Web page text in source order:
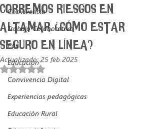
Convivencia
Trabajo Colaborativo
Paz
Educación
Convivencia Digital
Experiencias pedagógicas
Educación Rural
CORREMOS RIESGOS EN
ALTAMAR. ¿CÓMO ESTAR
SEGURO EN LÍNEA?
Actualizado: 25 feb 2025
Obtuvo NaN de 5 estrellas.